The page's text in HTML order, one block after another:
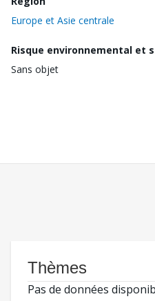
Europe et Asie centrale
Risque environnemental et
Sans objet
Thèmes
Pas de données